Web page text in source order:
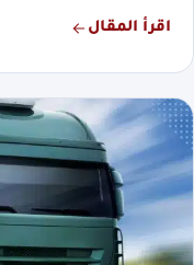
اقرأ المقال